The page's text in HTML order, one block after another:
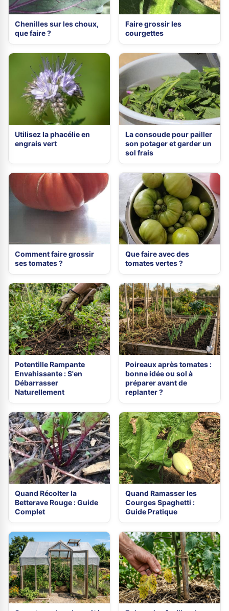
Chenilles sur les choux,
que faire ?
Faire grossir les
courgettes
Utilisez la phacélie en
engrais vert
La consoude pour pailler
son potager et garder un
sol frais
Comment faire grossir
ses tomates ?
Que faire avec des
tomates vertes ?
Potentille Rampante
Envahissante : S'en
Débarrasser
Naturellement
Poireaux après tomates :
bonne idée ou sol à
préparer avant de
replanter ?
Quand Récolter la
Betterave Rouge : Guide
Complet
Quand Ramasser les
Courges Spaghetti :
Guide Pratique